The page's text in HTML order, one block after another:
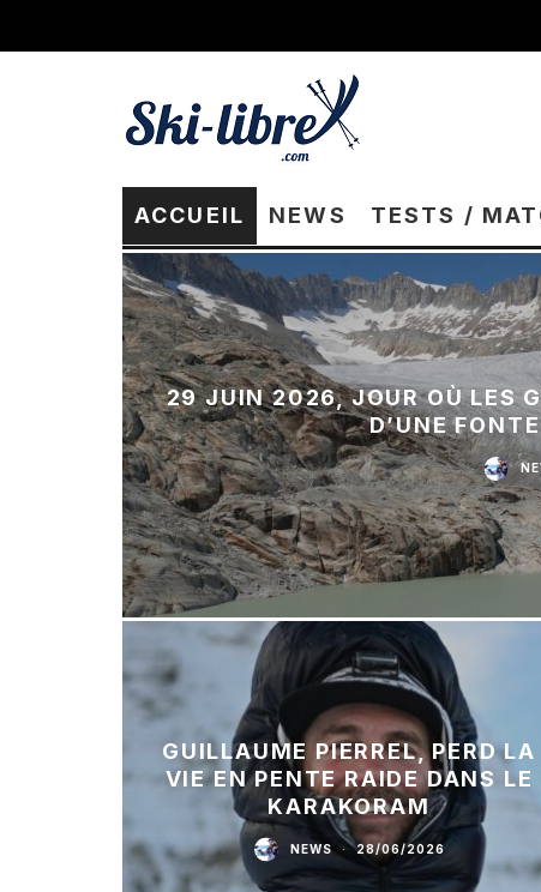
ACCUEIL NEWS TESTS /
29 JUIN 2026, JOUR OÙ LES
D’UNE
GUILLAUME PIERREL, PERD LA
VIE EN PENTE RAIDE DANS LE
KARAKORAM
NEWS · 28/06/2026